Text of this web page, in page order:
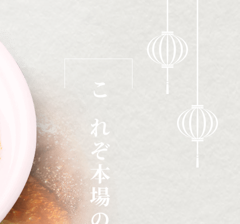
これぞ本場の味